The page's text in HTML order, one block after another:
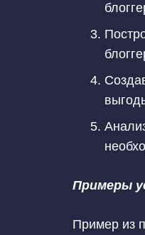
Примеры
Пример из